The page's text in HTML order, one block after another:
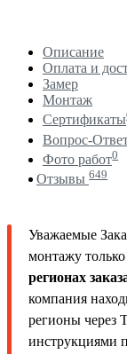
Описание
Оплата и
Замер
Монтаж
Сертификаты
Вопрос-
Фото работ0
Отзывы 649
Уважаемые
монтажу
регионах
компания
регионы через
инструкциями